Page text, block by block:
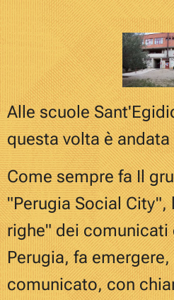
Alle scuole
questa volta è andata
Come sempre fa Il
"Perugia Social City",
righe" deicomunicati
Perugia,faemergere,
comunicato,con